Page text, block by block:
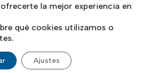
la mejor experiencia en
qué cookies utilizamos o
Ajustes